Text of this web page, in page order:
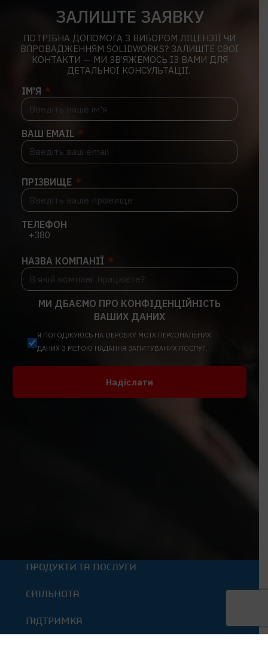
ЗАЛИШТЕ ЗАЯВКУ
ПОТРІБНА ДОПОМОГА З ВИБОРОМ ЛІЦЕНЗІЇ ЧИ
ВПРОВАДЖЕННЯМ SOLIDWORKS? ЗАЛИШТЕ СВОЇ
КОНТАКТИ — МИ ЗВ’ЯЖЕМОСЬ ІЗ ВАМИ ДЛЯ
ДЕТАЛЬНОЇ КОНСУЛЬТАЦІЇ.
ІМ'Я
ВАШ EMAIL
ПРІЗВИЩЕ
ТЕЛЕФОН
НАЗВА КОМПАНІЇ
МИ ДБАЄМО ПРО КОНФІДЕНЦІЙНІСТЬ
ВАШИХ ДАНИХ
Я ПОГОДЖУЮСЬ НА ОБРОБКУ МОЇХ ПЕРСОНАЛЬНИХ
ДАНИХ З МЕТОЮ НАДАННЯ ЗАПИТУВАНИХ ПОСЛУГ.
Надіслати
ПРОДУКТИ ТА ПОСЛУГИ
СПІЛЬНОТА
ПІДТРИМКА